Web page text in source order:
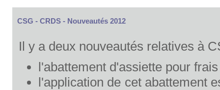
CSG - CRDS - Nouveautés 2012
Il y a deux nouveautés relatives à
l'abattement d'assiette pour
l'application de cet abattement